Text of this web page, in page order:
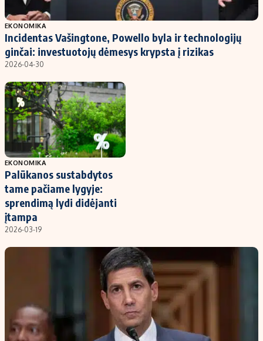
Populiarios temos
Investavimas
Akcijų rinka
Saulės elektrinės
Kriptovaliutos
Infliacija
Migracija
Titulinis
Nedarbo išmokos skaičiuoklė
Redakcija
Apie mus
Redakcijos politika
Privatumo politika
Turinio žymėjimo taisyklės
Indėlių palūkanos
EKONOMIKA
Incidentas Vašingtone, Powello byla ir technologijų
ginčai: investuotojų dėmesys krypsta į rizikas
2026-04-30
EKONOMIKA
Palūkanos sustabdytos
tame pačiame lygyje:
sprendimą lydi didėjanti
įtampa
2026-03-19